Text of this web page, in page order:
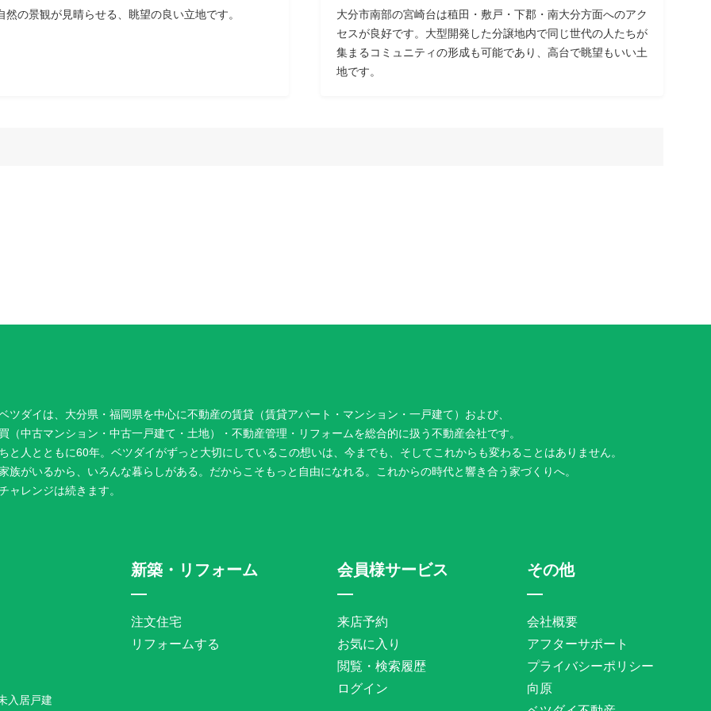
然の景観が見晴らせる、眺望の良い立地です。
大分市南部の宮崎台は稙田・敷戸・下郡・南大分方面へのアク
セスが良好です。大型開発した分譲地内で同じ世代の人たちが
集まるコミュニティの形成も可能であり、高台で眺望もいい土
地です。
ツダイは、大分県・福岡県を中心に不動産の賃貸（賃貸アパート・マンション・一戸建て）および、
（中古マンション・中古一戸建て・土地）・不動産管理・リフォームを総合的に扱う不動産会社です。
と人とともに60年。ベツダイがずっと大切にしているこの想いは、今までも、そしてこれからも変わることはありません。
族がいるから、いろんな暮らしがある。だからこそもっと自由になれる。これからの時代と響き合う家づくりへ。
ャレンジは続きます。
入居戸建
新築・リフォーム
注文住宅
リフォームする
会員様サービス
来店予約
お気に入り
閲覧・検索履歴
ログイン
その他
会社概要
アフターサポート
プライバシーポリシー
向原